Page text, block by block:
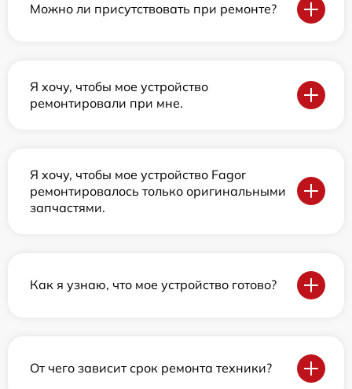
Можно ли присутствовать при ремонте?
Я хочу, чтобы мое устройство
ремонтировали при мне.
Я хочу, чтобы мое устройство Fagor
ремонтировалось только оригинальными
запчастями.
Как я узнаю, что мое устройство готово?
От чего зависит срок ремонта техники?